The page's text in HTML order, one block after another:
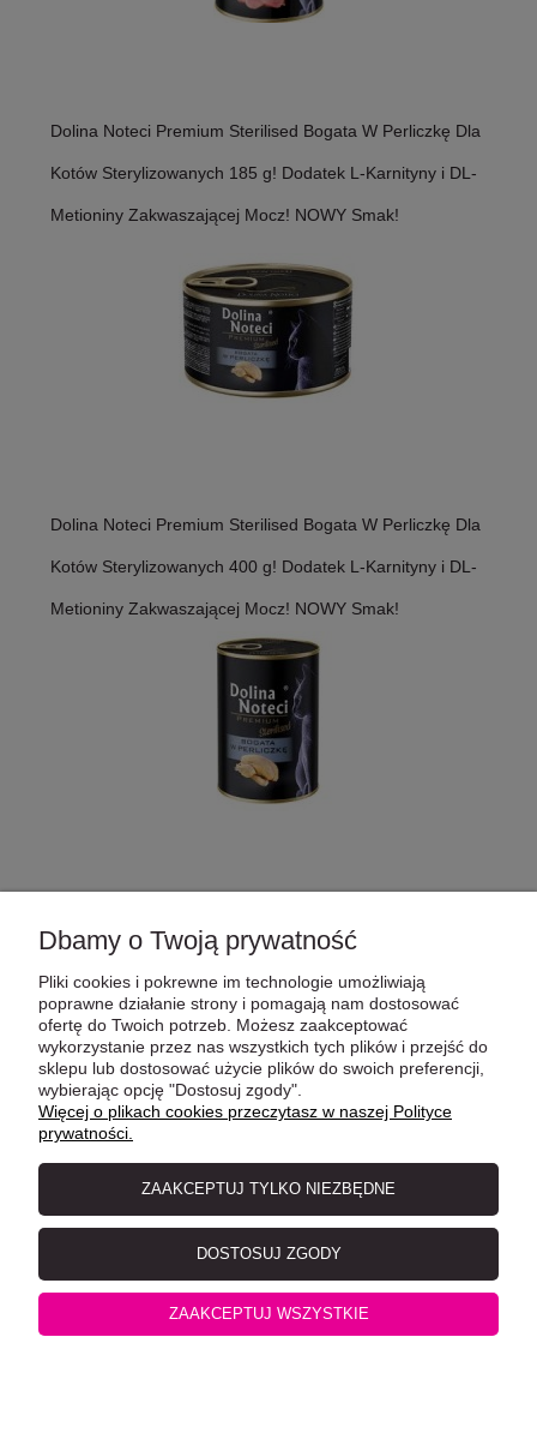
Dolina Noteci Premium Sterilised Bogata W Perliczkę Dla
Kotów Sterylizowanych 185 g! Dodatek L-Karnityny i DL-
Metioniny Zakwaszającej Mocz! NOWY Smak!
Dolina Noteci Premium Sterilised Bogata W Perliczkę Dla
Kotów Sterylizowanych 400 g! Dodatek L-Karnityny i DL-
Metioniny Zakwaszającej Mocz! NOWY Smak!
Kotów Sterylizowanych 400 g! Dodatek L-Karnityny i DL-
Metioniny Zakwaszającej Mocz! NOWY Smak!
Dolina Noteci Premium Bogata W Królika 185g
Dbamy o Twoją prywatność
Pliki cookies i pokrewne im technologie umożliwiają
poprawne działanie strony i pomagają nam dostosować
ofertę do Twoich potrzeb. Możesz zaakceptować
wykorzystanie przez nas wszystkich tych plików i przejść do
sklepu lub dostosować użycie plików do swoich preferencji,
wybierając opcję "Dostosuj zgody".
Więcej o plikach cookies przeczytasz w naszej Polityce
prywatności.
ZAAKCEPTUJ TYLKO NIEZBĘDNE
DOSTOSUJ ZGODY
ZAAKCEPTUJ WSZYSTKIE